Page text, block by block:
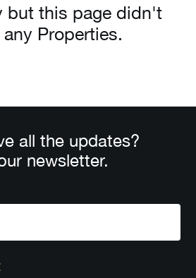
but this page didn't
Properties.
all the updates?
newsletter.